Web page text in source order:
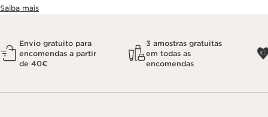
Saiba mais
Envio gratuito para
encomendas a partir
de 40€
3 amostras gratuitas
em todas as
encomendas